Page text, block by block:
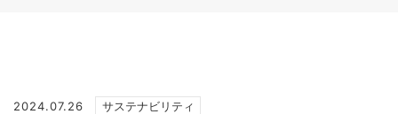
2024.07.26 サステナビリティ